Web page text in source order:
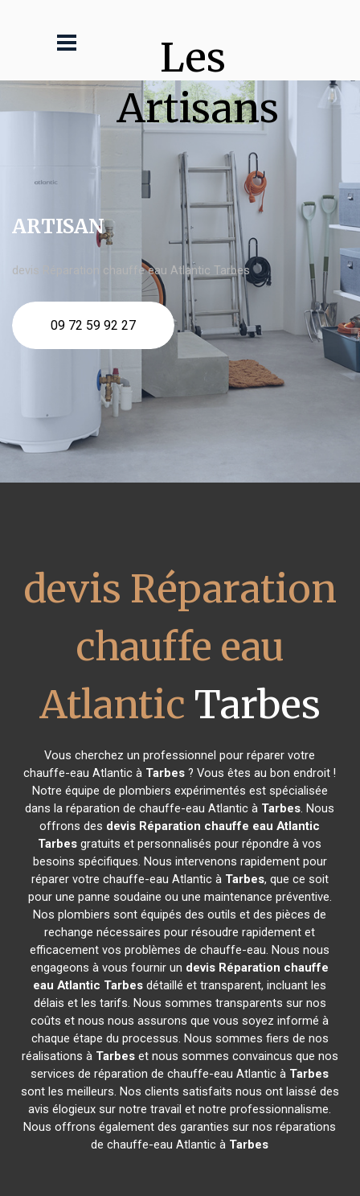
Les
Artisans
ARTISAN
devis Réparation chauffe eau Atlantic Tarbes
09 72 59 92 27
devis Réparation
chauffe eau
Atlantic Tarbes
Vous cherchez un professionnel pour réparer votre
chauffe-eau Atlantic à Tarbes ? Vous êtes au bon endroit !
Notre équipe de plombiers expérimentés est spécialisée
dans la réparation de chauffe-eau Atlantic à Tarbes. Nous
offrons des devis Réparation chauffe eau Atlantic
Tarbes gratuits et personnalisés pour répondre à vos
besoins spécifiques. Nous intervenons rapidement pour
réparer votre chauffe-eau Atlantic à Tarbes, que ce soit
pour une panne soudaine ou une maintenance préventive.
Nos plombiers sont équipés des outils et des pièces de
rechange nécessaires pour résoudre rapidement et
efficacement vos problèmes de chauffe-eau. Nous nous
engageons à vous fournir un devis Réparation chauffe
eau Atlantic Tarbes détaillé et transparent, incluant les
délais et les tarifs. Nous sommes transparents sur nos
coûts et nous nous assurons que vous soyez informé à
chaque étape du processus. Nous sommes fiers de nos
réalisations à Tarbeset nous sommes convaincus que nos
services de réparation de chauffe-eau Atlantic à Tarbes
sont les meilleurs. Nos clients satisfaits nous ont laissé des
avis élogieux sur notre travail et notre professionnalisme.
Nous offrons également des garanties sur nos réparations
de chauffe-eau Atlantic à Tarbes